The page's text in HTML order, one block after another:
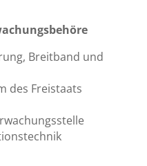
Breitband und
des Freistaats